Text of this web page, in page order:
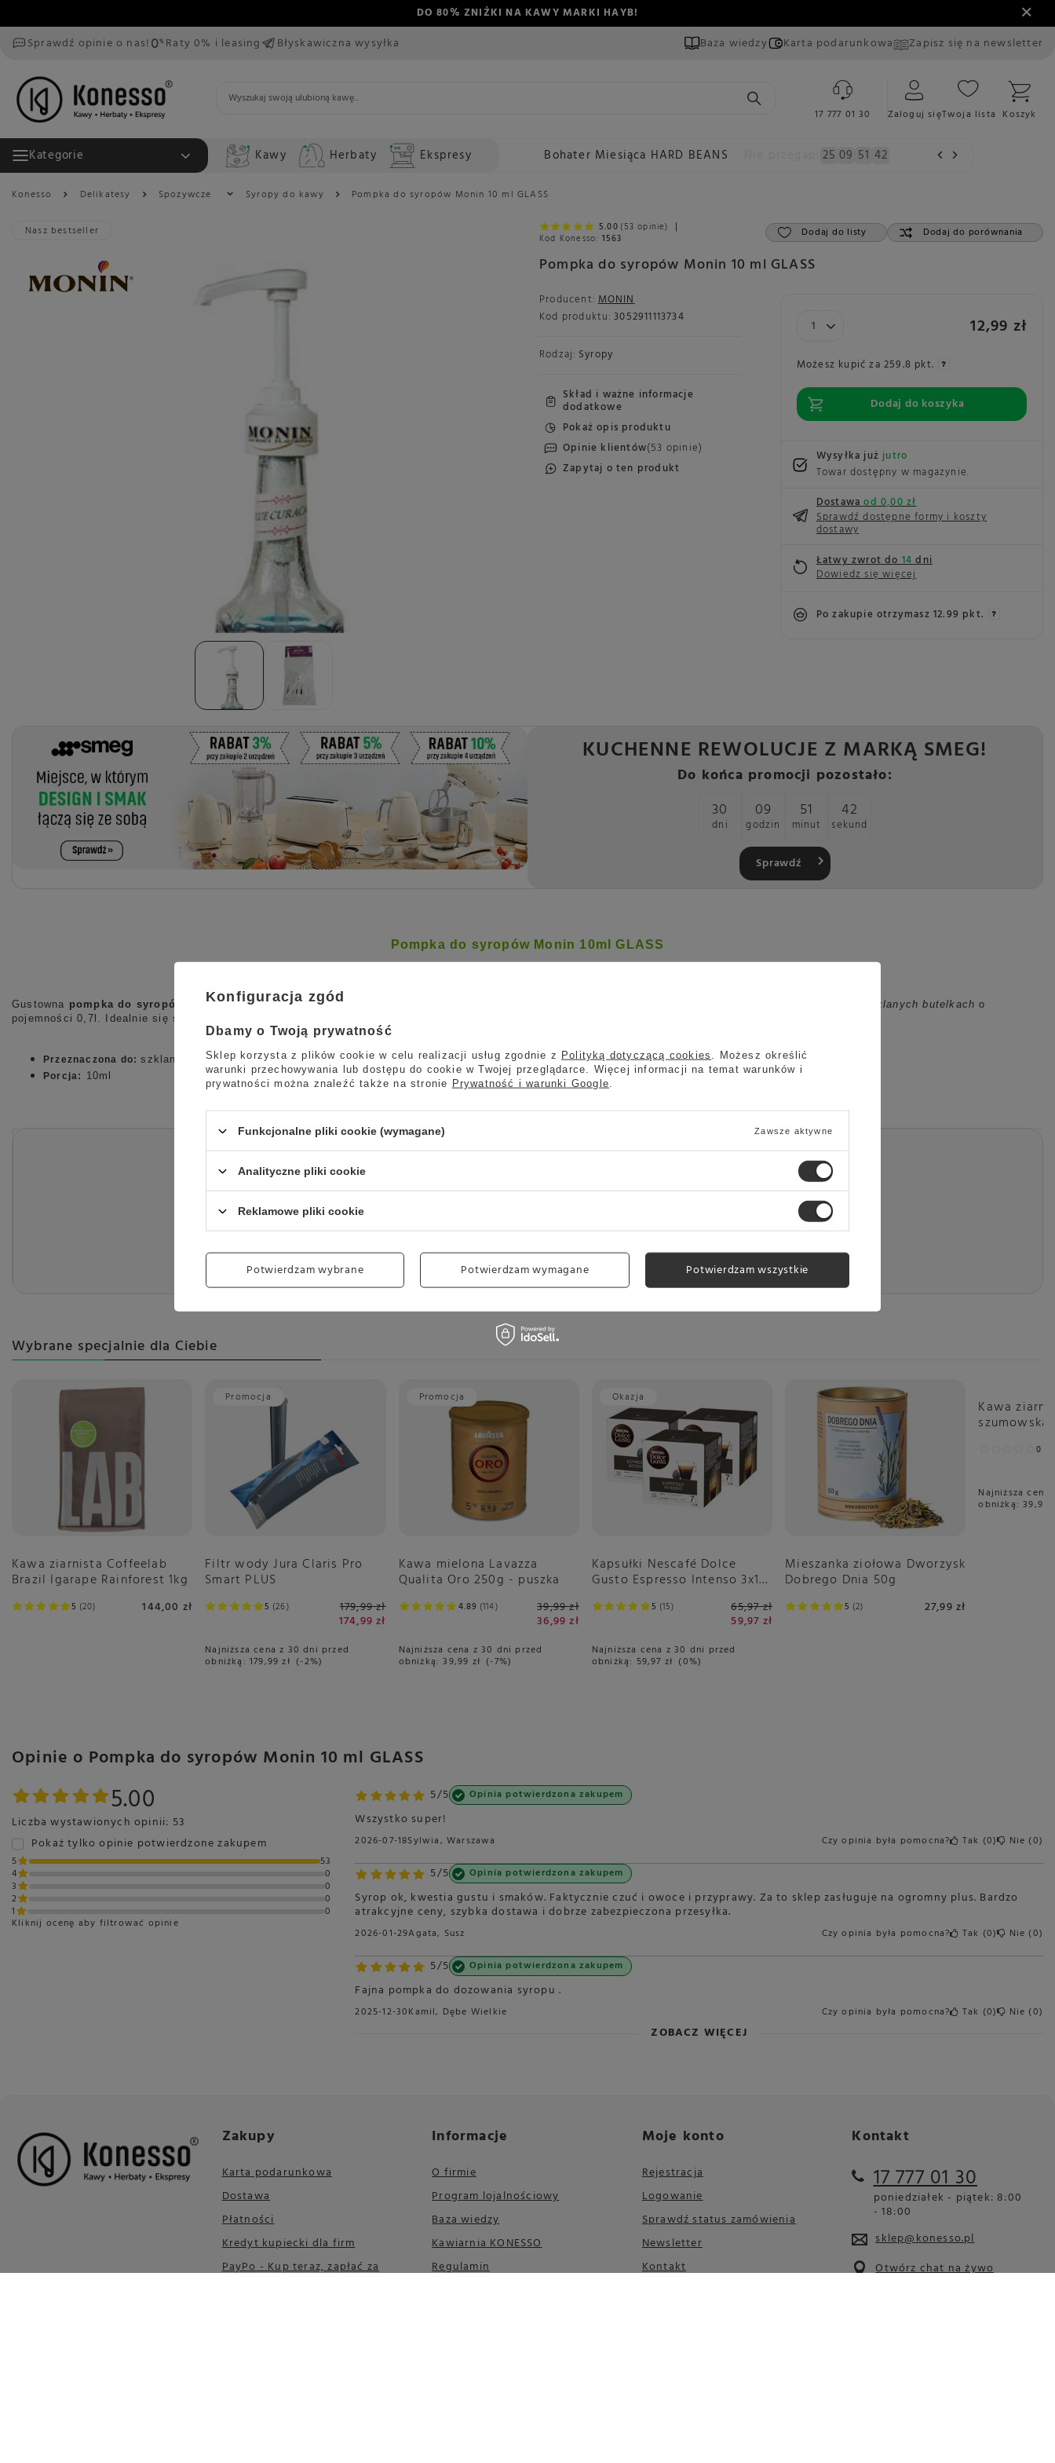
DO 80% ZNIŻKI NA KAWY MARKI HAYB!
Sprawdź opinie o nas!
Raty 0% i leasing Błyskawiczna wysyłka Baza wiedzy Karta podarunkowa Zapisz się na newsletter
17 777 01 30 Zaloguj sięTwoja lista Koszyk
Kategorie Kawy Herbaty Ekspresy Bohater Miesiąca HARD BEANS 25 09 51 41
Konesso Delikatesy Spożywcze Syropy do kawy Pompka do syropów Monin 10 ml GLASS
Nasz bestseller
Pompka do syropów Monin 10 ml GLASS
5.00 (53 opinie)
Kod Konesso: 1563 Dodaj do listy Dodaj do porównania
Producent: MONIN
Kod produktu: 3052911113734
Rodzaj: Syropy
Skład i ważne informacje
dodatkowe
Pokaż opis produktu
Opinie klientów(53 opinie)
Zapytaj o ten produkt
12,99 zł
Możesz kupić za 259.8 pkt.
Dodaj do koszyka
Wysyłka jużjutro
Towar dostępny w magazynie
Dostawaod 0,00 zł
Sprawdź dostępne formy i koszty
dostawy
Łatwy zwrot do14dni
Dowiedz się więcej
Po zakupie otrzymasz 12.99 pkt.
KUCHENNE REWOLUCJE Z MARKĄ SMEG!
Do końca promocji pozostało:
30
dni
09
godzin
51
minut
41
sekund
Sprawdź
Pompka do syropów Monin 10ml GLASS
Gustowna pompka do syropów Moninodmierzająca porcję 10 ml szklanych butelkach o
pojemności 0,7l. Idealnie się sprawdzi w kawiarni jak i w domowym zaciszu.
Przeznaczona do:szklanych butelek 0,7l
Porcja: 10ml
Wysokość opakowania w centymetrach Więcej
15
Szerokość opakowania w centymetrach Więcej 8
Wybrane specjalnie dla Ciebie
5 20
Kawa ziarnista Coffeelab
Brazil Igarape Rainforest 1kg
144,00 zł
Promocja
5 26
Filtr wody Jura Claris Pro
Smart PLUS
179,99 zł
174,99 zł
Najniższa cena z 30 dni przed
obniżką:179,99 zł -2%
Promocja
4.89 114
Kawa mielona Lavazza
Qualita Oro 250g - puszka
39,99 zł
36,99 zł
Najniższa cena z 30 dni przed
obniżką:39,99 zł -7%
Okazja
5 15
Kapsułki Nescafé Dolce
Gusto Espresso Intenso 3x16
65,97 zł
59,97 zł
Najniższa cena z 30 dni przed
obniżką: 59,97 zł 0%
5 2
Mieszanka ziołowa Dworzysk
Dobrego Dnia 50g
27,99 zł
0
Kawa
szumowska
Najniższa
obniżką:39,99
Opinie o Pompka do syropów Monin 10 ml GLASS
5.00
Liczba wystawionych opinii: 53
Pokaż tylko opinie potwierdzone zakupem
5
53
4
0
3
0
2
0
1
0
Kliknij ocenę aby filtrować opinie
5/5 Opinia potwierdzona zakupem
Wszystko super!
2026-07-18Sylwia, Warszawa Czy opinia była pomocna? Tak 0 Nie 0
5/5 Opinia potwierdzona zakupem
Syrop ok, kwestia gustu i smaków. Faktycznie czuć i owoce i przyprawy. Za to sklep zasługuje na ogromny plus. Bardzo
atrakcyjne ceny, szybka dostawa i dobrze zabezpieczona przesyłka.
2026-01-29Agata, Susz Czy opinia była pomocna? Tak 0 Nie 0
5/5 Opinia potwierdzona zakupem
Fajna pompka do dozowania syropu .
2025-12-30Kamil, Dębe Wielkie Czy opinia była pomocna? Tak 0 Nie 0
ZOBACZ WIĘCEJ
Zakupy
Karta podarunkowa
Dostawa
Płatności
Kredyt kupiecki dla firm
PayPo - Kup teraz, zapłać za
Informacje
O firmie
Program lojalnościowy
Baza wiedzy
Kawiarnia KONESSO
Regulamin
Moje konto
Rejestracja
Logowanie
Sprawdź status zamówienia
Newsletter
Kontakt
Kontakt
17 777 01 30
poniedziałek - piątek: 8:00
- 18:00
sklep@konesso.pl
Otwórz chat na żywo
Konfiguracja zgód
Dbamy o Twoją prywatność
Sklep korzysta z plików cookie w celu realizacji usług zgodnie z Polityką dotyczącą cookies
. Możesz określić
warunki przechowywania lub dostępu do cookie w Twojej przeglądarce. Więcej informacji na temat warunków i
prywatności można znaleźć także na stronie Prywatność i warunki Google
Funkcjonalne pliki cookie (wymagane) Zawsze aktywne
Analityczne pliki cookie
Reklamowe pliki cookie
Potwierdzam wybrane Potwierdzam wymagane Potwierdzam wszystkie